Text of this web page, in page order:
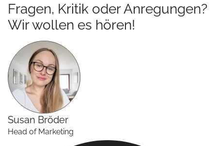
Fragen, Kritik oder Anregungen?
Wir wollen es hören!
Susan Bröder
Head of Marketing